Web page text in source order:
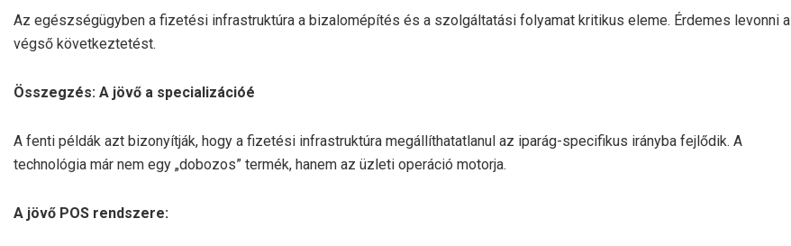
Az egészségügyben a fizetési infrastruktúra a bizalomépítés és a szolgáltatási folyamat kritikus eleme. Érdemes levonni a
végső következtetést.
Összegzés: A jövő a specializációé
A fenti példák azt bizonyítják, hogy a fizetési infrastruktúra megállíthatatlanul az iparág-specifikus irányba fejlődik. A
technológia már nem egy „dobozos” termék, hanem az üzleti operáció motorja.
A jövő POS rendszere: